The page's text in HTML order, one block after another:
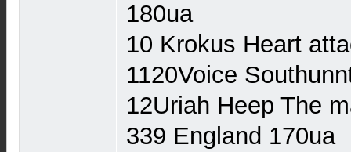
180ua
10 Krokus Heart
1120Voice
12Uriah Heep The
339 England 170ua